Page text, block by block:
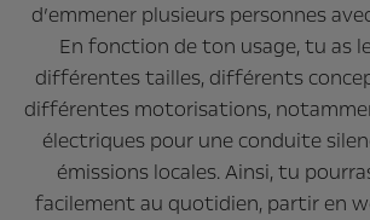
d’emmener plusieurs personnes
En fonction de ton usage, tu as
différentes tailles, différents
différentes motorisations,
électriques pour une conduite
émissions locales. Ainsi, tu
facilement au quotidien, partir en